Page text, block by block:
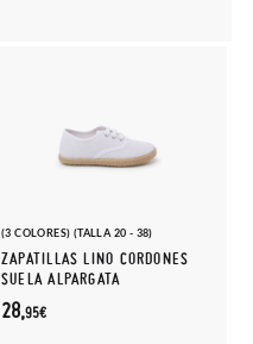
(3 COLORES) (TALLA 20 - 38)
ZAPATILLAS LINO CORDONES
SUELA ALPARGATA
28,95€